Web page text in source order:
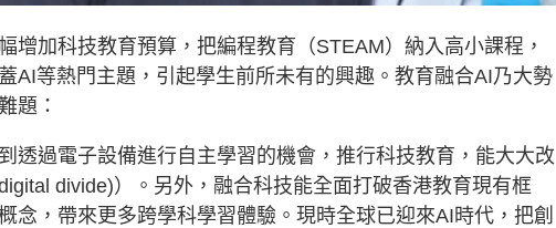
增加科技教育預算，把編程教育（STEAM）納入高小課程，
AI等熱門主題，引起學生前所未有的興趣。教育融合AI乃大勢
題：
透過電子設備進行自主學習的機會，推行科技教育，能大大改
divide)）。另外，融合科技能全面打破香港教育現有框
念，帶來更多跨學科學習體驗。現時全球已迎來AI時代，把創